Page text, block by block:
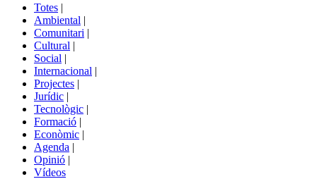
portals
Totes |
Ambiental |
Comunitari |
Cultural |
Social |
Internacional |
Projectes |
Jurídic |
Tecnològic |
Formació |
Econòmic |
Agenda |
Opinió |
Vídeos